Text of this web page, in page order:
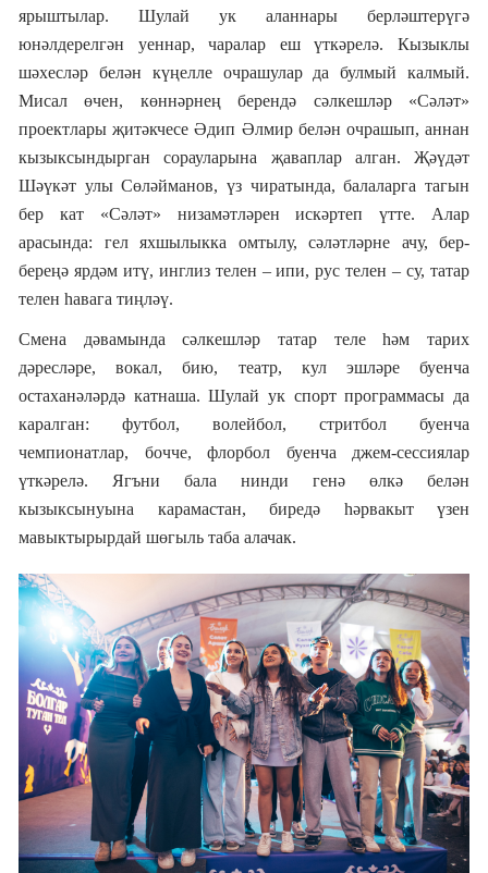
ярыштылар. Шулай ук аланнары берләштерүгә
юнәлдерелгән уеннар, чаралар еш үткәрелә. Кызыклы
шәхесләр белән күңелле очрашулар да булмый калмый.
Мисал өчен, көннәрнең берендә сәлкешләр «Сәләт»
проектлары җитәкчесе Әдип Әлмир белән очрашып, аннан
кызыксындырган сорауларына җаваплар алган. Җәүдәт
Шәүкәт улы Сөләйманов, үз чиратында, балаларга тагын
бер кат
«Сәләт» низамәтләрен искәртеп үтте. Алар
арасында: гел яхшылыкка омтылу, сәләтләрне ачу, бер-
береңә ярдәм итү, инглиз телен –ипи, рус телен– су, татар
телен һавага тиңләү.
Смена дәвамында сәлкешләр татар теле һәм тарих
дәресләре, вокал, бию, театр, кул эшләре буенча
остаханәләрдә катнаша. Шулай ук спорт программасы да
каралган: футбол, волейбол, стритбол буенча
чемпионатлар, бочче, флорбол буенча джем-сессиялар
үткәрелә. Ягъни бала нинди генә өлкә белән
кызыксынуына карамастан, биредә һәрвакыт үзен
мавыктырырдай шөгыль таба алачак.